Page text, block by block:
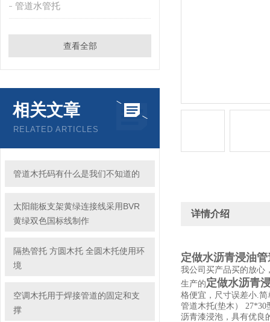
管道水管托
查看全部
相关文章
RELATED ARTICLES
管道木托码有什么是我们不知道的
太阳能板支架黄绿连接线采用BVR
黄绿双色国标线制作
隔热管托 方圆木托 全圆木托使用环
境
空调木托用于焊接管道的固定和支
撑
详情介绍
定做水沥青浸油
我公司买产品买的放心
生产的定做水沥青
格便宜，尺寸误差小.
管道木托(垫木）
27*30
沥青漆浸泡，具有优良